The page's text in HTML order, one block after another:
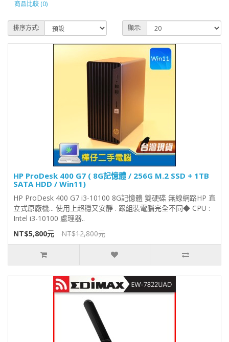
商品比較 (0)
排序方式: 顯示:
HP ProDesk 400 G7 ( 8G記憶體 / 256G M.2 SSD + 1TB
SATA HDD / Win11)
HP ProDesk 400 G7 i3-10100 8G記憶體 雙硬碟 無線網路HP 直
立式原廠機... 使用上超穩又安靜 . 跟組裝電腦完全不同◆ CPU :
Intel i3-10100 處理器..
NT$5,800元
NT$12,800元